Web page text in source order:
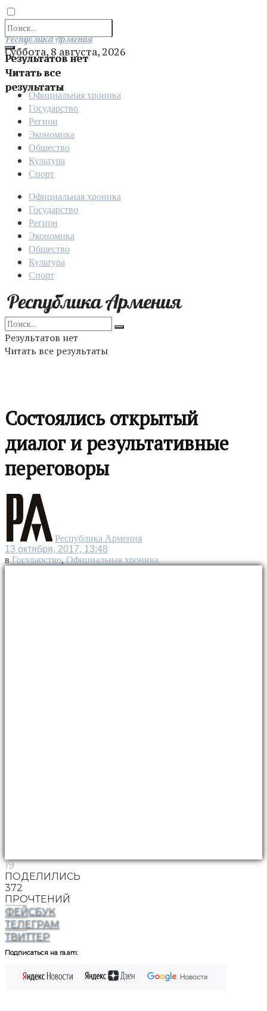
Результатов нет
Читать все
результаты
Отправить
Республика Армения
Суббота, 8 августа, 2026
Официальная хроника
Государство
Регион
Экономика
Общество
Культура
Спорт
Официальная хроника
Государство
Регион
Экономика
Общество
Культура
Спорт
Результатов нет
Читать все результаты
Состоялись открытый
диалог и результативные
переговоры
Республика Армения
13 октября, 2017, 13:48
в Государство,Официальная хроника
19
ПОДЕЛИЛИСЬ
372
ПРОЧТЕНИЙ
ФЕЙСБУК
ТЕЛЕГРАМ
ТВИТТЕР
Подписаться на ra.am: